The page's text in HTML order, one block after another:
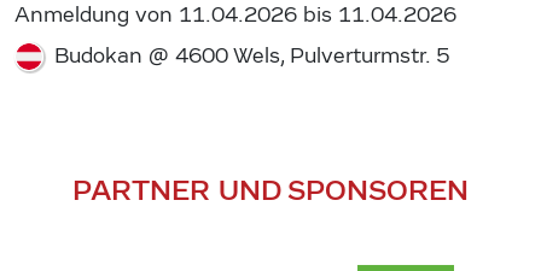
Anmeldung von 11.04.2026 bis 11.04.2026
Budokan @ 4600 Wels, Pulverturmstr. 5
PARTNER UND SPONSOREN